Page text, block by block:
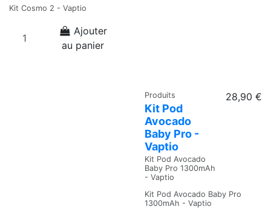
Kit Cosmo 2 - Vaptio
Ajouter
au panier
Produits
Kit Pod
Avocado
Baby Pro -
Vaptio
Kit Pod Avocado
Baby Pro 1300mAh
- Vaptio
28,90 €
Kit Pod Avocado Baby Pro
1300mAh - Vaptio